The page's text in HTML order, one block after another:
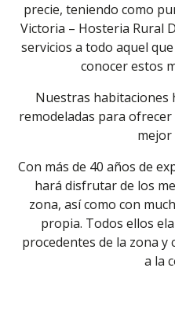
precie, teniendo como
Victoria – Hosteria Rural
servicios a todo aquel
conocer estos
Nuestras habitaciones
remodeladas para
mejor
Con más de 40 años de
hará disfrutar de los
zona, así como con
propia. Todos ellos
procedentes de la zona
a la